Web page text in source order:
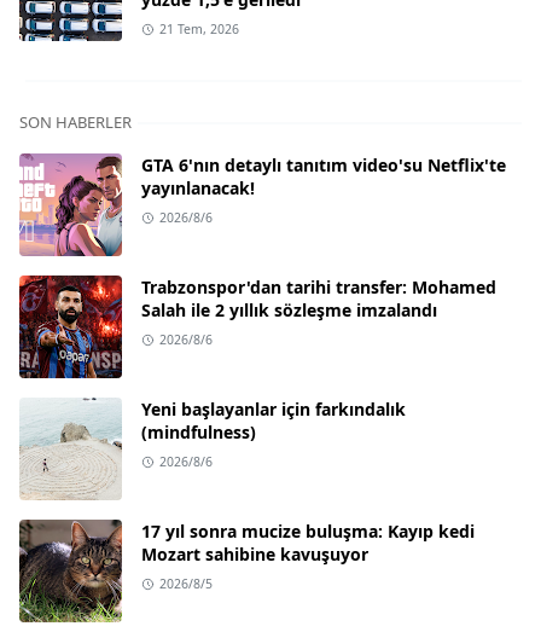
21 Tem, 2026
SON HABERLER
GTA 6'nın detaylı tanıtım video'su Netflix'te
yayınlanacak!
2026/8/6
Trabzonspor'dan tarihi transfer: Mohamed
Salah ile 2 yıllık sözleşme imzalandı
2026/8/6
Yeni başlayanlar için farkındalık
(mindfulness)
2026/8/6
17 yıl sonra mucize buluşma: Kayıp kedi
Mozart sahibine kavuşuyor
2026/8/5